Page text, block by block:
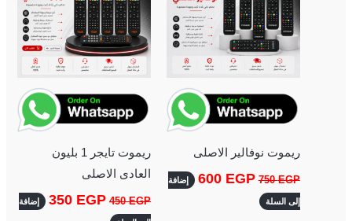
ريموت نوفالير الاصلى
750EGP
600 EGP إضافة
إلى السلة
ريموت تايجر 1 بليون
العادى الاصلى
450EGP
350 EGP إضافة